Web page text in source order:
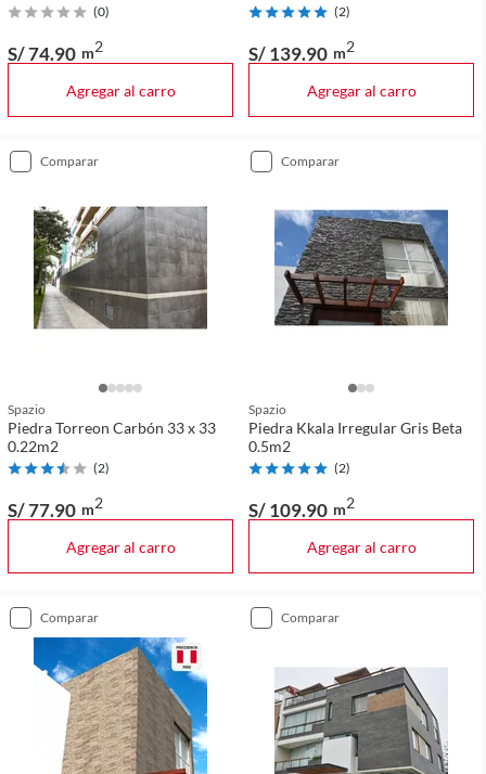
(0)
S/ 74.90 m2
Agregar al carro
(2)
S/ 139.90 m2
Agregar al carro
comparar
Spazio
Piedra Torreon Carbón 33 x 33
0.22m2
(2)
S/ 77.90 m2
Agregar al carro
comparar
Spazio
Piedra Kkala Irregular Gris Beta
0.5m2
(2)
S/ 109.90 m2
Agregar al carro
comparar comparar